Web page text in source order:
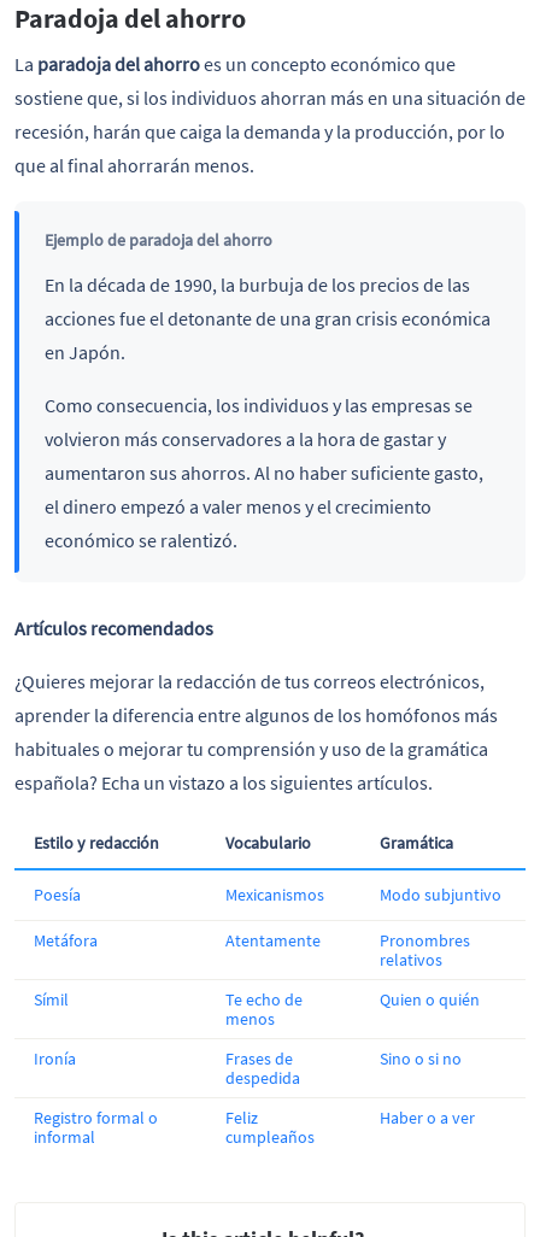
Paradoja del ahorro
La paradoja del ahorroes un concepto económico que
sostiene que, si los individuos ahorran más en una situación de
recesión, harán que caiga la demanda y la producción, por lo
que al final ahorrarán menos.
Ejemplo de paradoja del ahorro
En la década de 1990, la burbuja de los precios de las
acciones fue el detonante de una gran crisis económica
en Japón.
Como consecuencia, los individuos y las empresas se
volvieron más conservadores a la hora de gastar y
aumentaron sus ahorros. Al no haber suficiente gasto,
el dinero empezó a valer menos y el crecimiento
económico se ralentizó.
Artículos recomendados
¿Quieres mejorar la redacción de tus correos electrónicos,
aprender la diferencia entre algunos de los homófonos más
habituales o mejorar tu comprensión y uso de la gramática
española? Echa un vistazo a los siguientes artículos.
Estilo y redacción Vocabulario Gramática
Poesía Mexicanismos Modo subjuntivo
Metáfora Atentamente
Pronombres
relativos
Símil
Te echo de
menos
Quien o quién
Ironía
Frases de
despedida
Sino o si no
Registro formal o
informal
Feliz
cumpleaños
Haber o a ver